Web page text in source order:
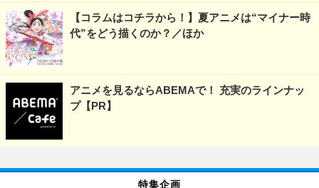
【コラムはコチラから！】夏アニメは“マイナー時
代”をどう描くのか？／ほか
アニメを見るならABEMAで！ 充実のラインナッ
プ【PR】
特集企画